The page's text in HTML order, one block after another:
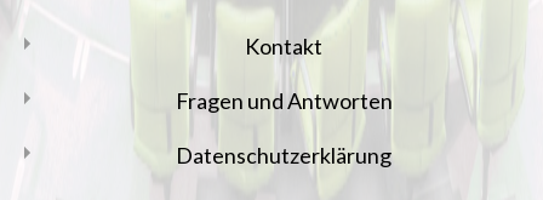
Kontakt
Fragen und Antworten
Datenschutzerklärung